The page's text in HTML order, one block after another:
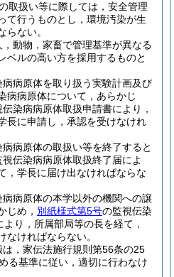
取扱い等に際しては，安全管理
て行うものとし，環境汚染が生
らない。
動物，家畜で管理基準が異なる
ベルの高い方を採用するものと
病原体を取り扱う実験計画及び
病病原体について，あらかじ
染病病原体取扱申請書により，
長に申請し，承認を受けなけれ
病原体の取扱い等を終了すると
視伝染病病原体取扱終了届によ
，学長に届け出なければならな
病原体の本学以外の機関への譲
じめ， 別紙様式第5号の監視伝染
より，所属部局等の長を経て，
なければならない。
，家伝法施行規則第56条の25
る基準に従い，適切に行わなけ